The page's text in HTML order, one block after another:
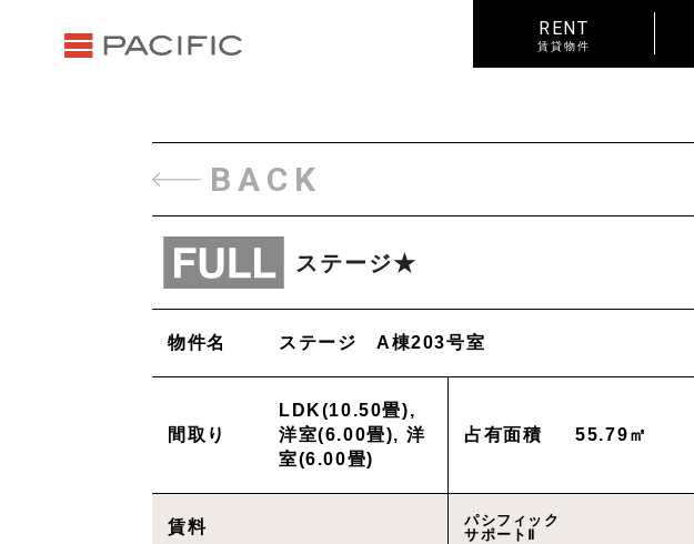
RENT
賃貸物件
BACK
ステージ★
物件名 ステージ A棟203号室
間取り
LDK(10.50畳),
洋室(6.00畳), 洋
室(6.00畳)
占有面積 55.79㎡
賃料
パシフィック
サポートⅡ